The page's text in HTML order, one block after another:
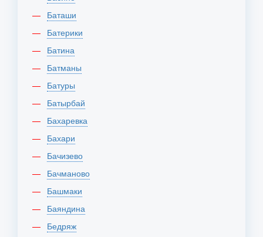
Баташи
Батерики
Батина
Батманы
Батуры
Батырбай
Бахаревка
Бахари
Бачизево
Бачманово
Башмаки
Баяндина
Бедряж